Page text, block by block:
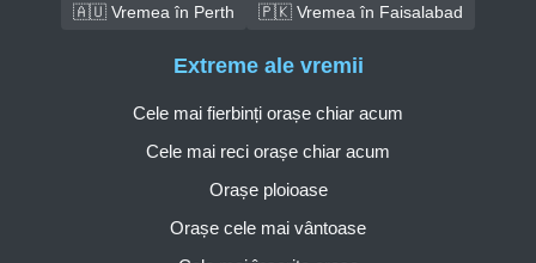
🇦🇺 Vremea în Perth
🇵🇰 Vremea în Faisalabad
Extreme ale vremii
Cele mai fierbinți orașe chiar acum
Cele mai reci orașe chiar acum
Orașe ploioase
Orașe cele mai vântoase